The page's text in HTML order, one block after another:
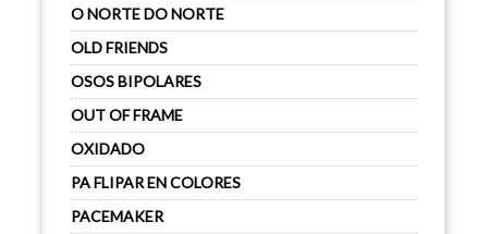
O NORTE DO NORTE
OLD FRIENDS
OSOS BIPOLARES
OUT OF FRAME
OXIDADO
PA FLIPAR EN COLORES
PACEMAKER